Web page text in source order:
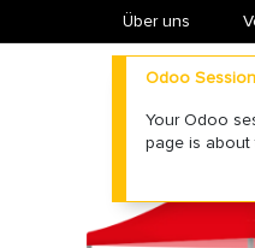
Über uns
Odoo
Your Odoo
page is about